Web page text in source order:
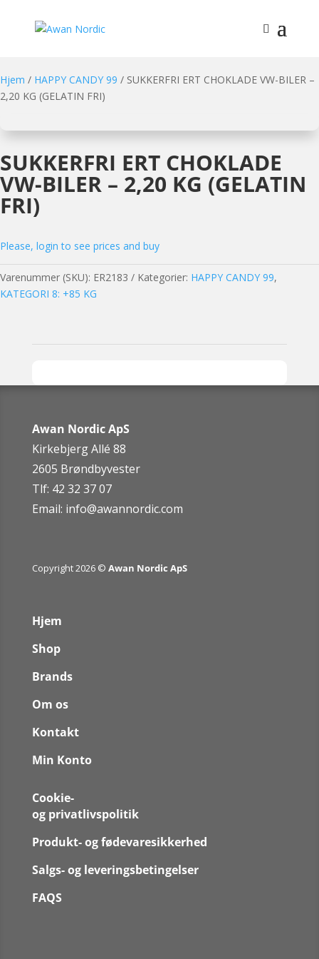
Hjem / HAPPY CANDY 99 / SUKKERFRI ERT CHOKLADE VW-BILER –
2,20 KG (GELATIN FRI)
SUKKERFRI ERT CHOKLADE
VW-BILER – 2,20 KG (GELATIN
FRI)
Please, login to see prices and buy
Varenummer (SKU): ER2183 Kategorier: HAPPY CANDY 99,
KATEGORI 8: +85 KG
Awan Nordic ApS
Kirkebjerg Allé 88
2605 Brøndbyvester
Tlf: 42 32 37 07
Email: info@awannordic.com
Copyright 2026 © Awan Nordic ApS
Hjem
Shop
Brands
Om os
Kontakt
Min Konto
Cookie-
og privatlivspolitik
Produkt- og fødevaresikkerhed
Salgs- og leveringsbetingelser
FAQS